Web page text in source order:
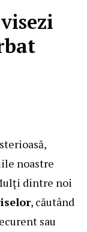
noastre
dintre noi
, căutând
sau